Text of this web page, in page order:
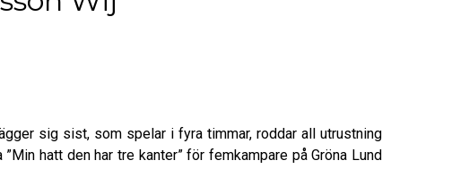
sig sist, som spelar i fyra timmar, roddar all utrustning
hatt den har tre kanter” för femkampare på Gröna Lund